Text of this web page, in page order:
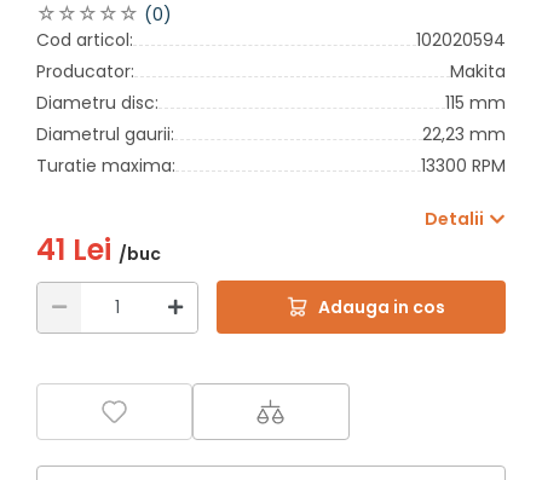
(0)
Cod articol:
102020594
Producator:
Makita
Diametru disc:
115 mm
Diametrul gaurii:
22,23 mm
Turatie maxima:
13300 RPM
Detalii
41 Lei /buc
Adauga in cos